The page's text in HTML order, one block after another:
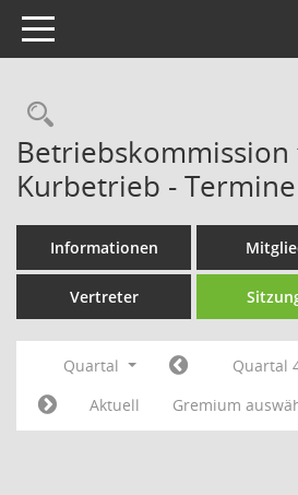
Toggle navigation
Rechercheauswahl
Kurbetrieb -
Informationen
Vertreter
Quartal Quartal
Aktuell
Gremium